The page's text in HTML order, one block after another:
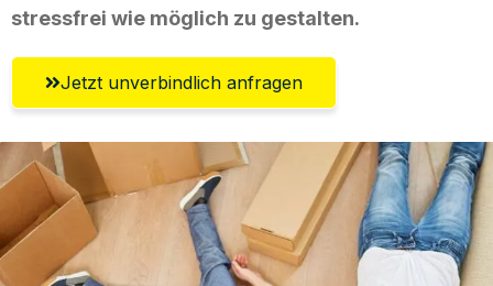
stressfrei wie möglich zu gestalten.
Jetzt unverbindlich anfragen